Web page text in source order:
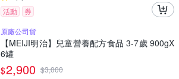
活動
券
原廠公司貨
【MEIJI明治】兒童營養配方食品 3-7歲 900gX
6罐
$2,900 $3,000